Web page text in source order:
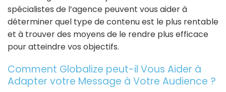
spécialistes de l’agence peuvent vous aider à
déterminer quel type de contenu est le plus rentable
et à trouver des moyens de le rendre plus efficace
pour atteindre vos objectifs.
Comment Globalize peut-il Vous Aider à
Adapter votre Message à Votre Audience ?